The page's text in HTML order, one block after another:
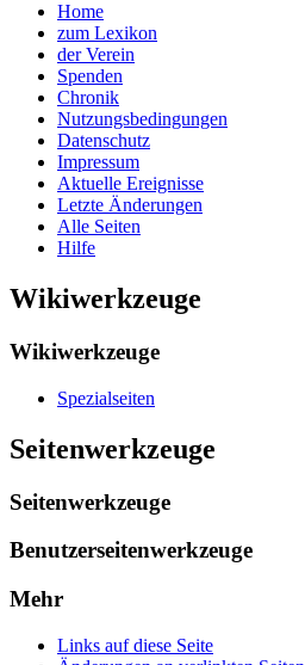
Home
zum Lexikon
der Verein
Spenden
Chronik
Nutzungsbedingungen
Datenschutz
Impressum
Aktuelle Ereignisse
Letzte Änderungen
Alle Seiten
Hilfe
Wikiwerkzeuge
Wikiwerkzeuge
Spezialseiten
Seitenwerkzeuge
Seitenwerkzeuge
Benutzerseitenwerkzeuge
Mehr
Links auf diese Seite